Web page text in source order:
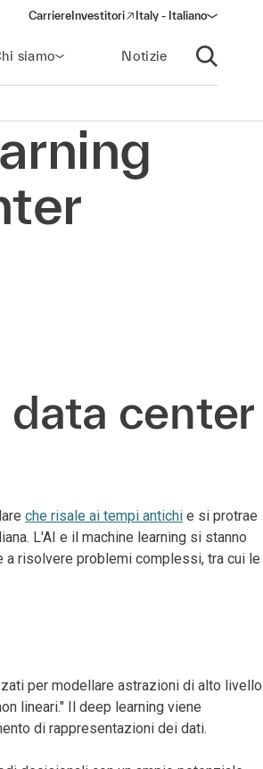
CarriereInvestitori
(opens in a new window)
Italy - Italiano
siamo Notizie
Apri ricerca
data center
che risale ai tempi antichi e si protrae
L'AI e il machine learning si stanno
risolvere problemi complessi, tra cui le
per modellare astrazioni di alto livello
lineari." Il deep learning viene
di rappresentazioni dei dati.